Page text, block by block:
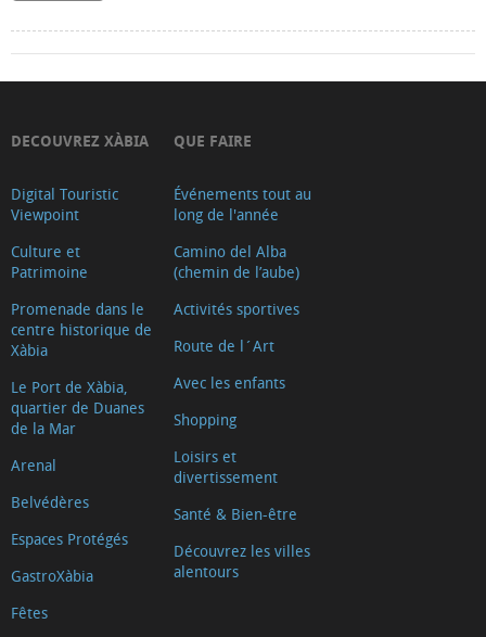
DECOUVREZ XÀBIA
Digital Touristic
Viewpoint
Culture et
Patrimoine
Promenade dans le
centre historique de
Xàbia
Le Port de Xàbia,
quartier de Duanes
de la Mar
Arenal
Belvédères
Espaces Protégés
GastroXàbia
Fêtes
QUE FAIRE
Événements tout au
long de l'année
Camino del Alba
(chemin de l’aube)
Activités sportives
Route de l´Art
Avec les enfants
Shopping
Loisirs et
divertissement
Santé & Bien-être
Découvrez les villes
alentours